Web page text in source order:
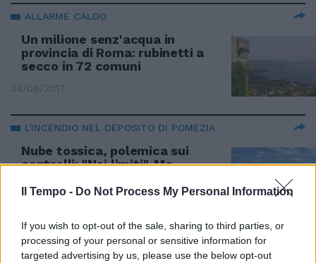
Il Tempo - Do Not Process My Personal Information
If you wish to opt-out of the sale, sharing to third parties, or
processing of your personal or sensitive information for
targeted advertising by us, please use the below opt-out
ALLARME CALDO
Un milione senz'acqua in
provincia di Roma: rubinetti a
secco in 72 comuni
04/06/2017
L'INCENDIO NEL DEPOSITO DI POMEZIA
Nube tossica, polemica sui
controlli: "Nei limiti". Ma
amianto
IL ROGO NEL DEPOSITO SULLA PONTINA